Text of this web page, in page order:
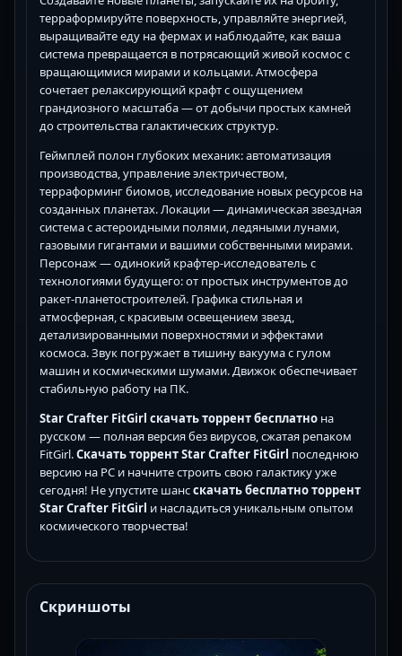
терраформируйте поверхность, управляйте энергией,
выращивайте еду на фермах и наблюдайте, как ваша
система превращается в потрясающий живой космос с
вращающимися мирами и кольцами. Атмосфера
сочетает релаксирующий крафт с ощущением
грандиозного масштаба — от добычи простых камней
до строительства галактических структур.
Геймплей полон глубоких механик: автоматизация
производства, управление электричеством,
терраформинг биомов, исследование новых ресурсов на
созданных планетах. Локации — динамическая звездная
система с астероидными полями, ледяными лунами,
газовыми гигантами и вашими собственными мирами.
Персонаж — одинокий крафтер-исследователь с
технологиями будущего: от простых инструментов до
ракет-планетостроителей. Графика стильная и
атмосферная, с красивым освещением звезд,
детализированными поверхностями и эффектами
космоса. Звук погружает в тишину вакуума с гулом
машин и космическими шумами. Движок обеспечивает
стабильную работу на ПК.
Star Crafter FitGirl скачать торрент бесплатно на
русском — полная версия без вирусов, сжатая репаком
FitGirl.Скачать торрент Star Crafter FitGirl последнюю
версию на PC и начните строить свою галактику уже
сегодня! Не упустите шансскачать бесплатно торрент
Star Crafter FitGirl и насладиться уникальным опытом
космического творчества!
Скриншоты